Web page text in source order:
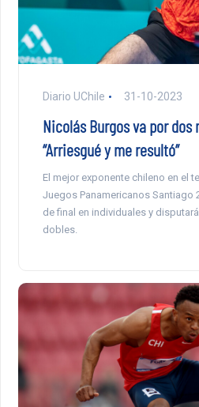
Diario UChile 31-10-2023
Nicolás Burgos va por dos
“Arriesgué y me resultó”
El mejor exponente chileno en el
Juegos Panamericanos Santiago
de final en individuales y
dobles.